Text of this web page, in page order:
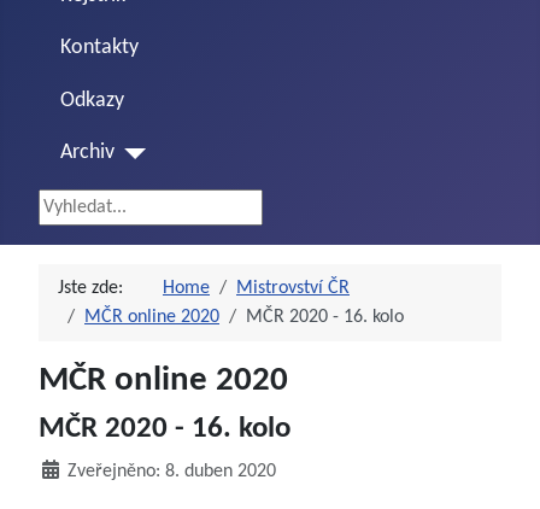
Kontakty
Odkazy
Archiv
Vyhledávání...
Jste zde: Home
Mistrovství ČR
MČR online 2020
MČR 2020 - 16. kolo
MČR online 2020
MČR 2020 - 16. kolo
Zveřejněno: 8. duben 2020